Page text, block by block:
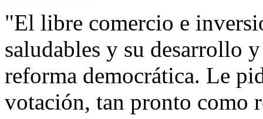
"El libre comercio e
saludables y su desarrollo
reforma democrática. Le
votación, tan pronto como